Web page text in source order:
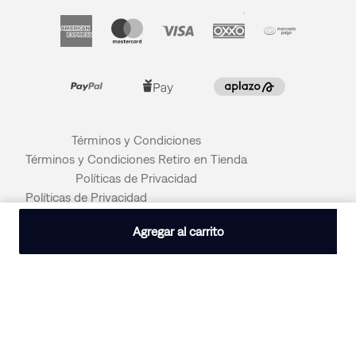
Agregar al carrito
Términos y Condiciones
Términos y Condiciones Retiro en Tienda
Políticas de Privacidad
Políticas de Privacidad
© 2026 LEVI STRAUSS & CO